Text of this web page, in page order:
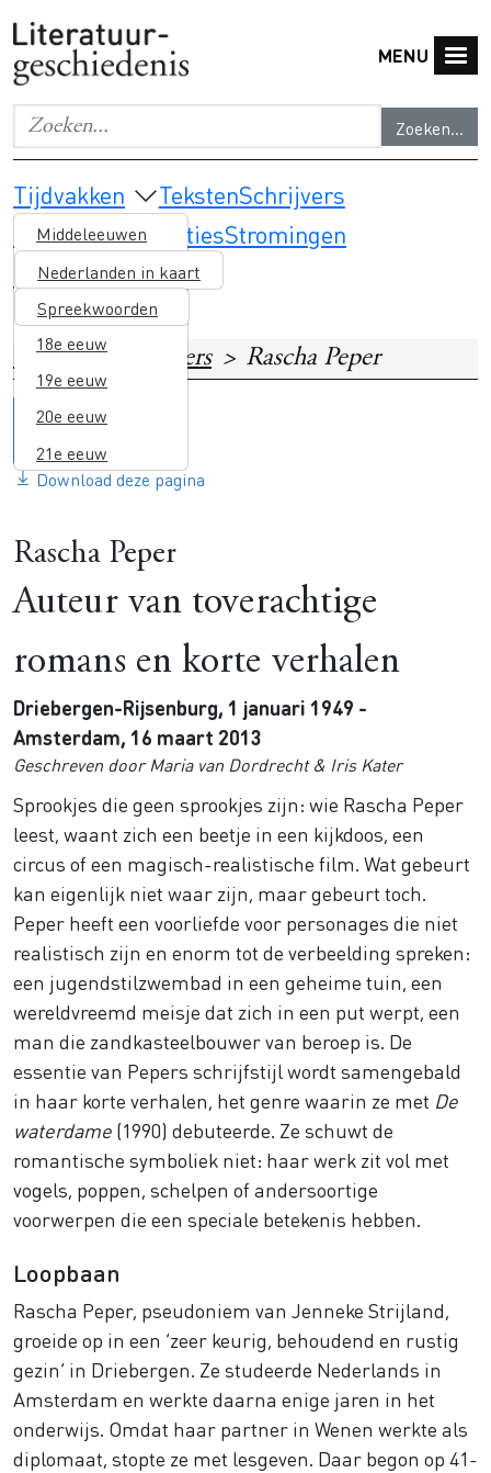
MENU
Zoeken...
Geef de woorden op waar je naar wilt zoeken.
Main navigation
Tijdvakken
Middeleeuwen
Nederlanden in kaart
16e eeuw
Spreekwoorden
17e eeuw
18e eeuw
19e eeuw
20e eeuw
21e eeuw
TekstenSchrijvers
Thema's & selectiesStromingen
Lesmateriaal
Home Schrijvers Rascha Peper
Download deze pagina
Rascha Peper
Auteur van toverachtige
romans en korte verhalen
Driebergen-Rijsenburg, 1 januari 1949 -
Amsterdam, 16 maart 2013
Geschreven door Maria van Dordrecht & Iris Kater
Sprookjes die geen sprookjes zijn: wie Rascha Peper
leest, waant zich een beetje in een kijkdoos, een
circus of een magisch-realistische film. Wat gebeurt
kan eigenlijk niet waar zijn, maar gebeurt toch.
Peper heeft een voorliefde voor personages die niet
realistisch zijn en enorm tot de verbeelding spreken:
een jugendstilzwembad in een geheime tuin, een
wereldvreemd meisje dat zich in een put werpt, een
man die zandkasteelbouwer van beroep is. De
essentie van Pepers schrijfstijl wordt samengebald
in haar korte verhalen, het genre waarin ze met De
waterdame (1990) debuteerde. Ze schuwt de
romantische symboliek niet: haar werk zit vol met
vogels, poppen, schelpen of andersoortige
voorwerpen die een speciale betekenis hebben.
Loopbaan
Rascha Peper, pseudoniem van Jenneke Strijland,
groeide op in een ‘zeer keurig, behoudend en rustig
gezin’ in Driebergen. Ze studeerde Nederlands in
Amsterdam en werkte daarna enige jaren in het
onderwijs. Omdat haar partner in Wenen werkte als
diplomaat, stopte ze met lesgeven. Daar begon op 41-